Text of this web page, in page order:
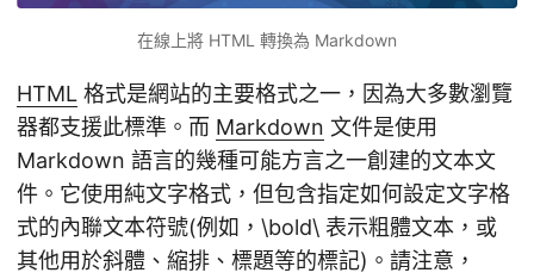
在線上將 HTML 轉換為 Markdown
HTML 格式是網站的主要格式之一，因為大多數瀏覽
器都支援此標準。而 Markdown 文件是使用
Markdown 語言的幾種可能方言之一創建的文本文
件。它使用純文字格式，但包含指定如何設定文字格
式的內聯文本符號(例如，\bold\ 表示粗體文本，或
其他用於斜體、縮排、標題等的標記)。請注意，